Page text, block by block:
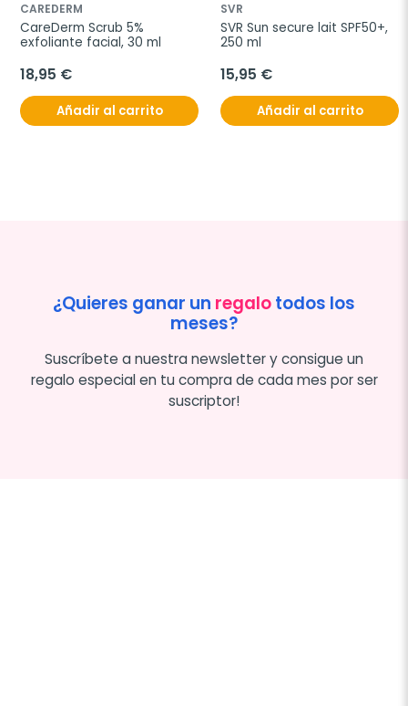
CAREDERM
CareDerm Scrub 5%
exfoliante facial, 30 ml
18,95 €
Añadir al carrito
SVR
SVR Sun secure lait SPF50+,
250 ml
15,95 €
Añadir al carrito
¿Quieres ganar un regalotodos los
meses?
Suscríbete a nuestra newsletter y consigue un
regalo especial en tu compra de cada mes por ser
suscriptor!